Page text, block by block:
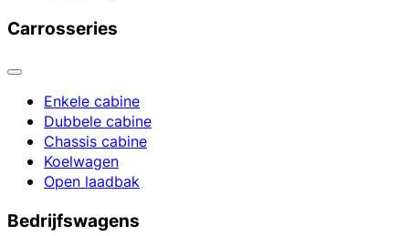
Carrosseries
Enkele cabine
Dubbele cabine
Chassis cabine
Koelwagen
Open laadbak
Bedrijfswagens